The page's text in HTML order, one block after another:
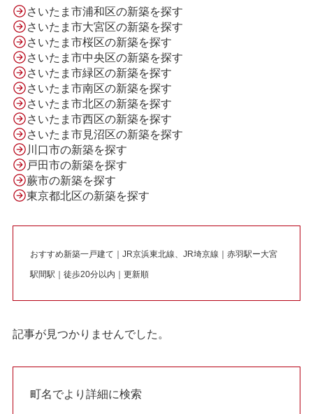
プライバシーポリシー
サイトマップ
さいたま市浦和区の新築を探す
さいたま市大宮区の新築を探す
さいたま市桜区の新築を探す
さいたま市中央区の新築を探す
さいたま市緑区の新築を探す
さいたま市南区の新築を探す
さいたま市北区の新築を探す
さいたま市西区の新築を探す
さいたま市見沼区の新築を探す
川口市の新築を探す
戸田市の新築を探す
蕨市の新築を探す
東京都北区の新築を探す
おすすめ新築一戸建て｜JR京浜東北線、JR埼京線｜赤羽駅ー大宮
駅間駅｜徒歩20分以内｜更新順
記事が見つかりませんでした。
町名でより詳細に検索